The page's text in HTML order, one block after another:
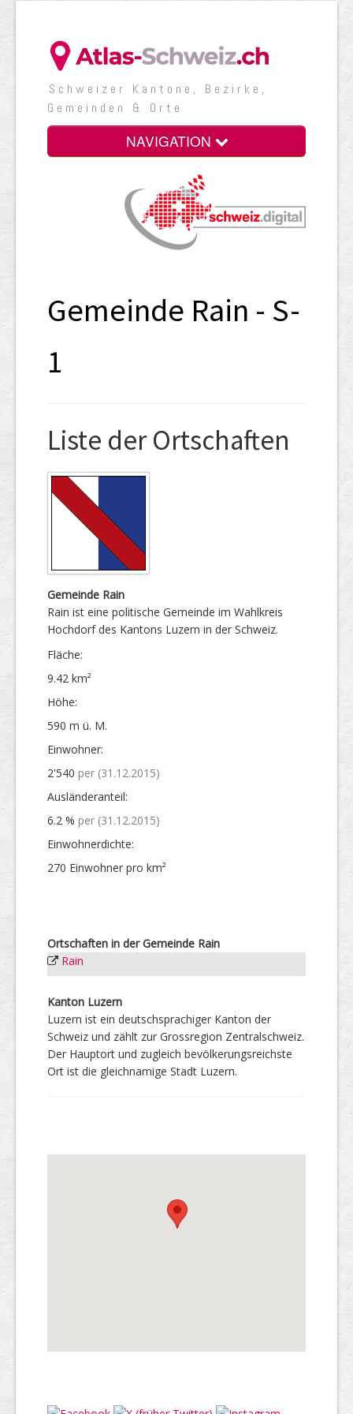
Schweizer Kantone, Bezirke,
Gemeinden & Orte
NAVIGATION
Gemeinde Rain - S-
1
Liste der Ortschaften
Gemeinde Rain
Rain ist eine politische Gemeinde im Wahlkreis
Hochdorf des Kantons Luzern in der Schweiz.
Fläche:
9.42 km²
Höhe:
590 m ü. M.
Einwohner:
2'540 per (31.12.2015)
Ausländer­anteil:
6.2 % per (31.12.2015)
Einwohner­dichte:
270 Einwohner pro km²
Ortschaften in der Gemeinde Rain
Rain
Kanton Luzern
Luzern ist ein deutschsprachiger Kanton der
Schweiz und zählt zur Grossregion Zentralschweiz.
Der Hauptort und zugleich bevölkerungsreichste
Ort ist die gleichnamige Stadt Luzern.